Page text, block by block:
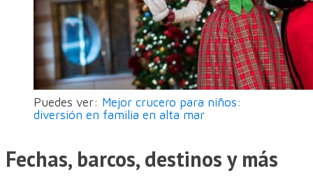
Puedes ver: Mejor crucero para niños:
diversión en familia en alta mar
Fechas, barcos, destinos y más